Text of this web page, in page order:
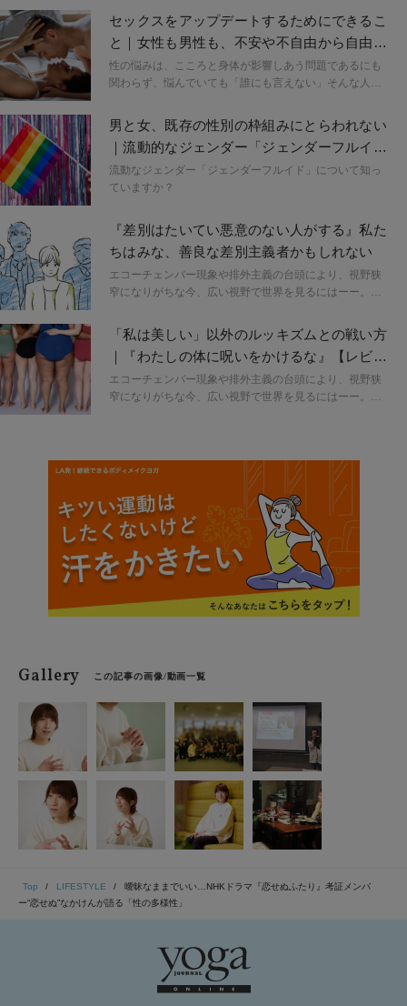
通じて感じた日本の性教育の課題や、ジェンダーレスコ
ンドームケースによって届けたい思いを伺いました。
セックスをアップデートするためにできるこ
と｜女性も男性も、不安や不自由から自由に
なるために
性の悩みは、こころと身体が影響しあう問題であるにも
関わらず、悩んでいても「誰にも言えない」そんな人が
信する臨床心理士の西田めぐみさんが、心と性にまつわ
る大切なお話を連載形式で綴ります。
男と女、既存の性別の枠組みにとらわれない
｜流動的なジェンダー「ジェンダーフルイ
ド」とは
流動なジェンダー「ジェンダーフルイド」について知っ
ていますか？
『差別はたいてい悪意のない人がする』私た
ちはみな、善良な差別主義者かもしれない
エコーチェンバー現象や排外主義の台頭により、視野狭
窄になりがちな今、広い視野で世界を見るにはーー。フ
きさんが、今気になる本と共に注目するキーワードをピ
ックアップし紐解いていく。今回のキーワードは、「差
別」。『差別はたいてい悪意のない人がする』（キム・
ジヘ 著、尹怡景 訳、大月書店）を取り上げる。
「私は美しい」以外のルッキズムとの戦い方
｜『わたしの体に呪いをかけるな』【レビュ
ー】
エコーチェンバー現象や排外主義の台頭により、視野狭
窄になりがちな今、広い視野で世界を見るにはーー。フ
をかけるな』（双葉社・金井真弓訳）を取り上げる。
Gallery この記事の画像/動画一覧
Top LIFESTYLE
曖昧なままでいい…NHKドラマ『恋せぬふたり』考証メンバ
ー“恋せぬ”なかけんが語る「性の多様性」